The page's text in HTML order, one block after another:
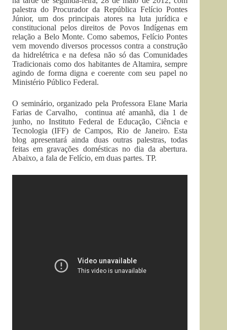
palestra do Procurador da República Felício Pontes
Júnior, um dos principais atores na luta jurídica e
constitucional pelos direitos de Povos Indígenas em
relação a Belo Monte. Como sabemos, Felício Pontes
vem movendo diversos processos contra a construção
da hidrelétrica e na defesa não só das Comunidades
Tradicionais como dos habitantes de Altamira, sempre
agindo de forma digna e coerente com seu papel no
Ministério Público Federal.
O seminário, organizado pela Professora Elane Maria
Farias de Carvalho, continua até amanhã, dia 1 de
junho, no Instituto Federal de Educação, Ciência e
Tecnologia (IFF) de Campos, Rio de Janeiro. Esta
blog apresentará ainda duas outras palestras, todas
feitas em gravações domésticas no dia da abertura.
Abaixo, a fala de Felício, em duas partes. TP.